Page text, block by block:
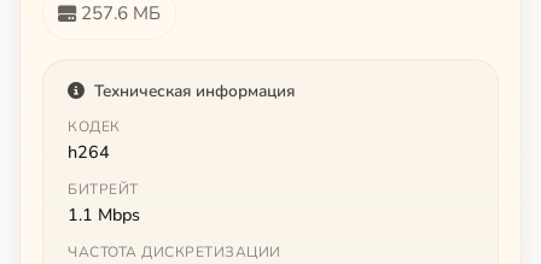
257.6 МБ
Техническая информация
КОДЕК
h264
БИТРЕЙТ
1.1 Mbps
ЧАСТОТА ДИСКРЕТИЗАЦИИ